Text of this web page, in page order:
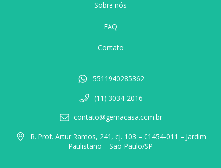
Sobre nós
FAQ
Contato
5511940285362
(11) 3034-2016
contato@gemacasa.com.br
R. Prof. Artur Ramos, 241, cj. 103 – 01454-011 – Jardim
Paulistano – São Paulo/SP